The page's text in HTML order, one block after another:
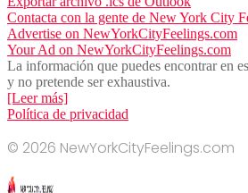
Contacta con la gente de New York City
Advertise on NewYorkCityFeelings.com
Your Ad on NewYorkCityFeelings.com
La información que puedes encontrar en
y no pretende ser exhaustiva.
[Leer más]
Política de privacidad
© 2026 NewYorkCityFeelings.com